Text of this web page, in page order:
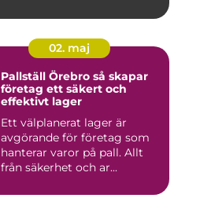
02. maj
Pallställ Örebro så skapar
företag ett säkert och
effektivt lager
Ett välplanerat lager är
avgörande för företag som
hanterar varor på pall. Allt
från säkerhet och ar...